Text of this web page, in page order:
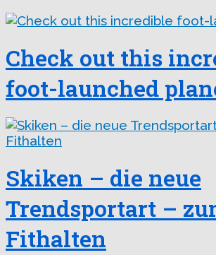
Check out this
foot-launched
Skiken – die neue
Trendsportart –
Fithalten